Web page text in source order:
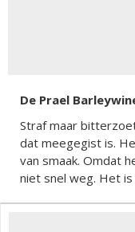
De Prael
Straf maar
dat meegegist is.
van smaak. Omdat
niet snel weg. Het